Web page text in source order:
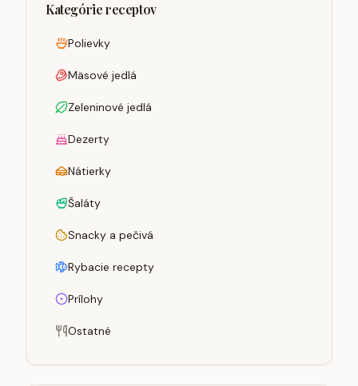
Kategórie receptov
Polievky
Mäsové jedlá
Zeleninové jedlá
Dezerty
Nátierky
Šaláty
Snacky a pečivá
Rybacie recepty
Prílohy
Ostatné